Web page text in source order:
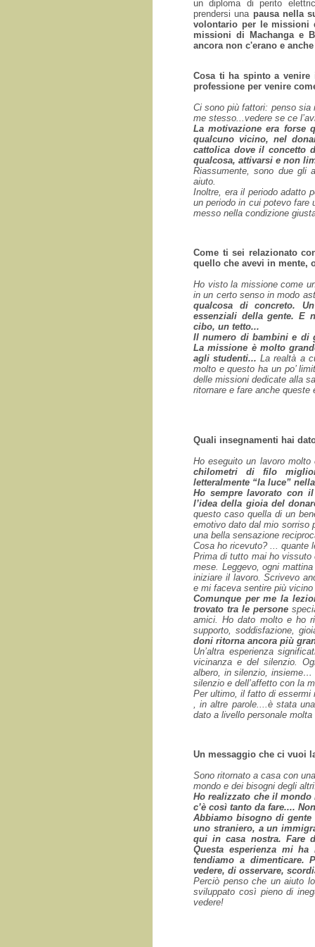
un diploma di perito
prendersi una pausa nella
volontario per le missioni
missioni di Machanga e
ancora non c'erano e
Cosa ti ha spinto a
professione per venire
Ci sono più fattori: penso sia
me stesso...vedere se ce
La motivazione era forse
qualcuno vicino, nel
cattolica dove il concetto
qualcosa, attivarsi e non
Riassumente, sono due gli
aiuto.
Inoltre, era il periodo adatto
un periodo in cui potevo fare
messo nella condizione
Come ti sei relazionato
quello che avevi in mente,
Ho visto la missione come
in un certo senso in modo
qualcosa di concreto.
essenziali della gente. E
cibo, un tetto...
Il numero di bambini e di
La missione è molto
agli studenti...La realtà a
molto e questo ha un po’
delle missioni dedicate alla
ritornare e fare anche queste
Quali insegnamenti hai
Ho eseguito un lavoro
chilometri di filo
letteralmente “la luce”
Ho sempre lavorato con
l’idea della gioia del
questo caso quella di un
emotivo dato dal mio sorriso
una bella sensazione
Cosa ho ricevuto? ... quante
Prima di tutto mai ho
mese. Leggevo, ogni
iniziare il lavoro. Scrivevo
e mi faceva sentire più vicino
Comunque per me la
trovato tra le persone
amici. Ho dato molto e ho
supporto, soddisfazione,
doni ritorna ancora più
Un’altra esperienza
vicinanza e del silenzio.
albero, in silenzio, insieme…
silenzio e dell’affetto con la
Per ultimo, il fatto di essermi
, in altre parole....è stata
dato a livello personale
Un messaggio che ci vuoi
Sono ritornato a casa con
mondo e dei bisogni degli
Ho realizzato che il
c’è così tanto da fare....
Abbiamo bisogno di
uno straniero, a un
qui in casa nostra. Fare
Questa esperienza mi
tendiamo a dimenticare.
vedere, di osservare,
Perciò penso che un aiuto
sviluppato così pieno di
vedere!